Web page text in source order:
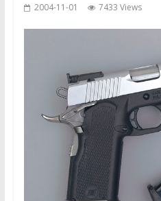
2004-11-01 7433 Views